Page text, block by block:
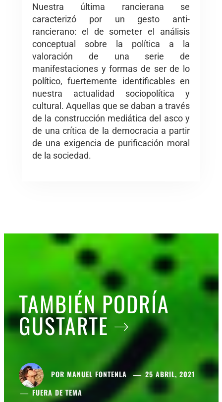
Nuestra última rancierana se
caracterizó por un gesto anti-
rancierano: el de someter el análisis
conceptual sobre la política a la
valoración de una serie de
manifestaciones y formas de ser de lo
político, fuertemente identificables en
nuestra actualidad sociopolítica y
cultural. Aquellas que se daban a través
de la construcción mediática del asco y
de una crítica de la democracia a partir
de una exigencia de purificación moral
de la sociedad.
TAMBIÉN PODRÍA
GUSTARTE
POR MANUEL FONTENLA
25 ABRIL, 2021
FUERA DE TEMA